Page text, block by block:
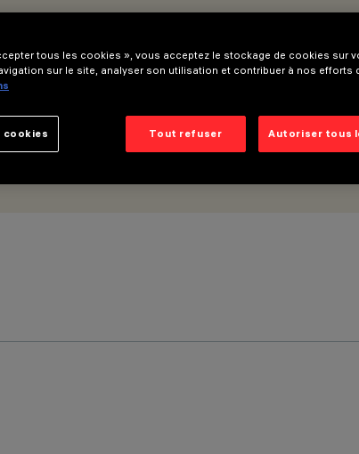
- UGR<19
tous les cookies », vous acceptez le stockage de cookies sur
sur le site, analyser son utilisation et contribuer à nos efforts
Tout refuser Autoriser tous
cookies